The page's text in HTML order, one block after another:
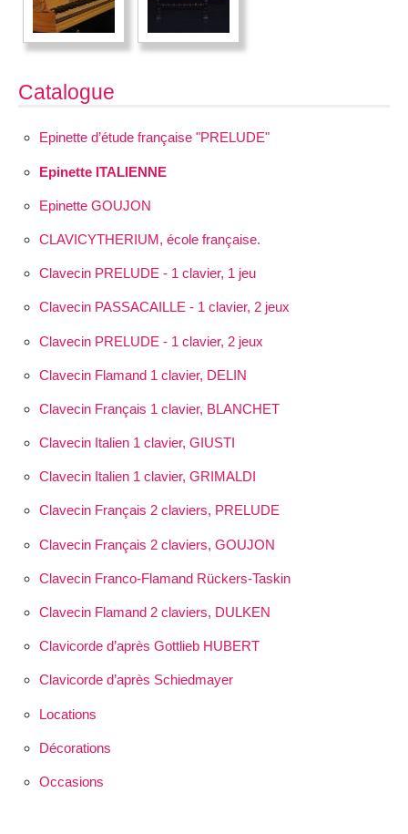
Catalogue
Epinette d’étude française "PRELUDE"
Epinette ITALIENNE
Epinette GOUJON
CLAVICYTHERIUM, école française.
Clavecin PRELUDE - 1 clavier, 1 jeu
Clavecin PASSACAILLE - 1 clavier, 2 jeux
Clavecin PRELUDE - 1 clavier, 2 jeux
Clavecin Flamand 1 clavier, DELIN
Clavecin Français 1 clavier, BLANCHET
Clavecin Italien 1 clavier, GIUSTI
Clavecin Italien 1 clavier, GRIMALDI
Clavecin Français 2 claviers, PRELUDE
Clavecin Français 2 claviers, GOUJON
Clavecin Franco-Flamand Rückers-Taskin
Clavecin Flamand 2 claviers, DULKEN
Clavicorde d’après Gottlieb HUBERT
Clavicorde d’après Schiedmayer
Locations
Décorations
Occasions